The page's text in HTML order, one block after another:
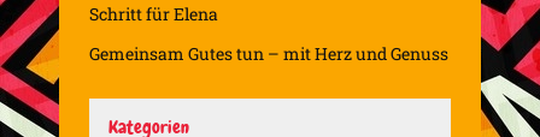
Schritt für Elena
Gemeinsam Gutes tun – mit Herz und Genuss
Kategorien